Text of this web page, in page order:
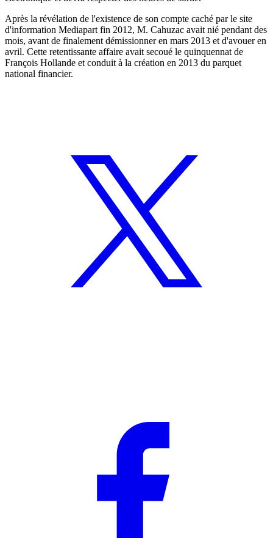
Après la révélation de l'existence de son compte caché par le site
d'information Mediapart fin 2012, M. Cahuzac avait nié pendant des
mois, avant de finalement démissionner en mars 2013 et d'avouer en
avril. Cette retentissante affaire avait secoué le quinquennat de
François Hollande et conduit à la création en 2013 du parquet
national financier.